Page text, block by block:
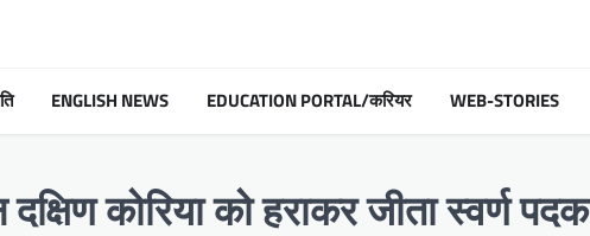
ENGLISH NEWS EDUCATION PORTAL/करियर WEB-STORIES
कोरिया को हराकर जीता स्वर्ण पदक